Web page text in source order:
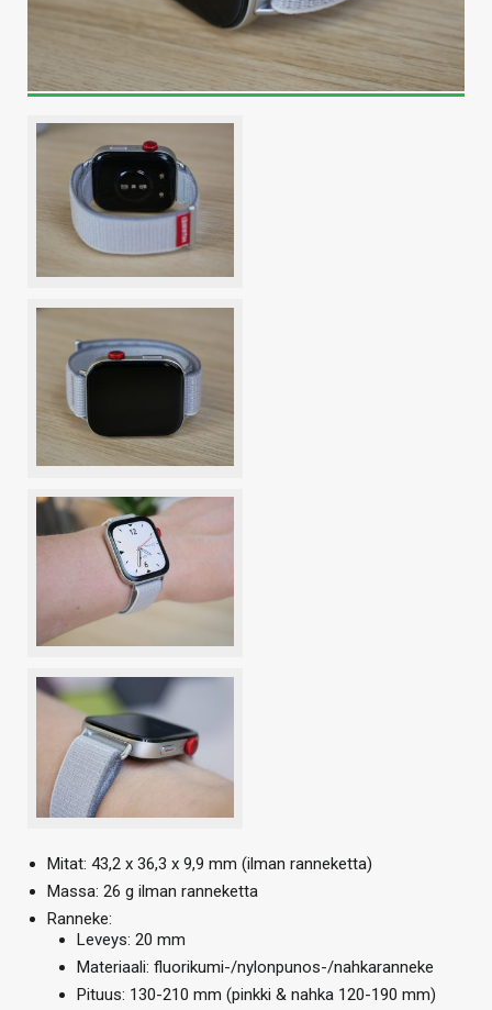
Mitat: 43,2 x 36,3 x 9,9 mm (ilman ranneketta)
Massa: 26 g ilman ranneketta
Ranneke:
Leveys: 20 mm
Materiaali: fluorikumi-/nylonpunos-/nahkaranneke
Pituus: 130-210 mm (pinkki & nahka 120-190 mm)